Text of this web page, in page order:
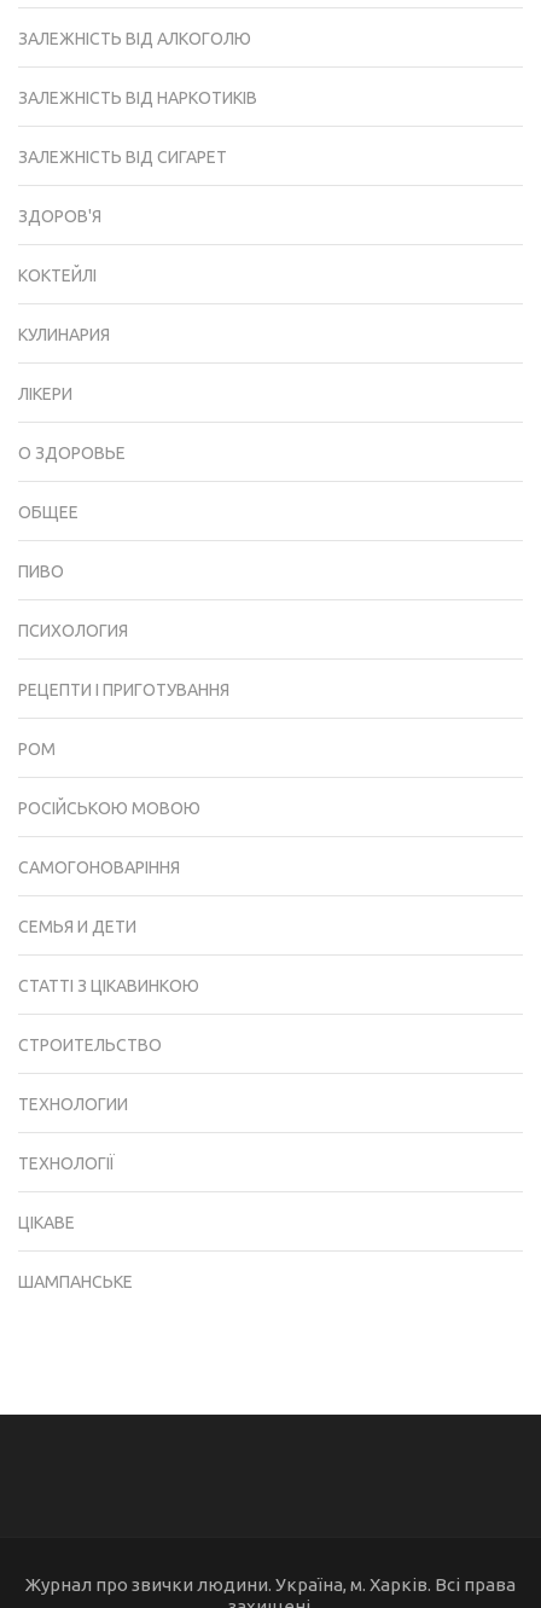
ЗАЛЕЖНІСТЬ ВІД АЛКОГОЛЮ
ЗАЛЕЖНІСТЬ ВІД НАРКОТИКІВ
ЗАЛЕЖНІСТЬ ВІД СИГАРЕТ
ЗДОРОВ'Я
КОКТЕЙЛІ
КУЛИНАРИЯ
ЛІКЕРИ
О ЗДОРОВЬЕ
ОБЩЕЕ
ПИВО
ПСИХОЛОГИЯ
РЕЦЕПТИ І ПРИГОТУВАННЯ
РОМ
РОСІЙСЬКОЮ МОВОЮ
САМОГОНОВАРІННЯ
СЕМЬЯ И ДЕТИ
СТАТТІ З ЦІКАВИНКОЮ
СТРОИТЕЛЬСТВО
ТЕХНОЛОГИИ
ТЕХНОЛОГІЇ
ЦІКАВЕ
ШАМПАНСЬКЕ
Журнал про звички людини. Україна, м. Харків. Всі права